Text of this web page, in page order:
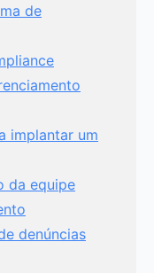
de
implantar um
da equipe
denúncias